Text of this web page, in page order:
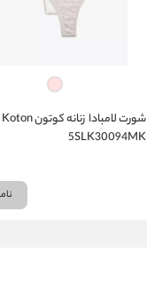
5SLK30094MK